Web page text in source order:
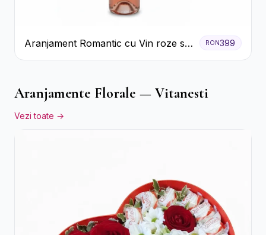
Aranjament Romantic cu Vin roze si
Flori pastel
RON399
Aranjamente Florale — Vitanesti
Vezi toate →